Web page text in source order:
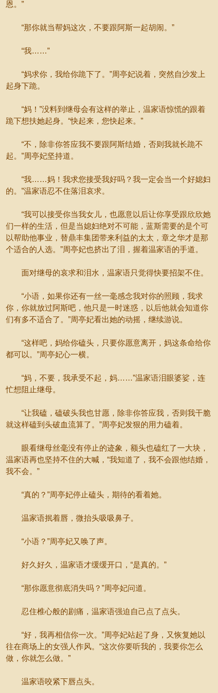
恩。”
“那你就当帮妈这次，不要跟阿斯一起胡闹。”
“我……”
“妈求你，我给你跪下了。”周亭妃说着，突然自沙发上
起身下跪。
“妈！”没料到继母会有这样的举止，温家语惊慌的跟着
跪下想扶她起身。“快起来，您快起来。”
“不，除非你答应我不要跟阿斯结婚，否则我就长跪不
起。”周亭妃坚持道。
“我……妈！我求您接受我好吗？我一定会当一个好媳妇
的。”温家语忍不住落泪哀求。
“我可以接受你当我女儿，也愿意以后让你享受跟欣欣她
们一样的生活，但是当媳妇绝对不可能，蓝斯需要的是个可
以帮助他事业，替鼎丰集团带来利益的太太，章之华才是那
个适合的人选。”周亭妃也挤出了泪，握着温家语的手道。
面对继母的哀求和泪水，温家语只觉得快要招架不住。
“小语，如果你还有一丝一毫感念我对你的照顾，我求
你，你就放过阿斯吧，他只是一时迷惑，以后他就会知道你
们有多不适合了。”周亭妃看出她的动摇，继续游说。
“这样吧，妈给你磕头，只要你愿意离开，妈这条命给你
都可以。”周亭妃心一横。
“妈，不要，我承受不起，妈……”温家语泪眼婆娑，连
忙想阻止继母。
“让我磕，磕破头我也甘愿，除非你答应我，否则我干脆
就这样磕到头破血流算了。”周亭妃发狠的用力磕着。
眼看继母丝毫没有停止的迹象，额头也磕红了一大块，
温家语再也坚持不住的大喊，“我知道了，我不会跟他结婚，
我不会。”
“真的？”周亭妃停止磕头，期待的看着她。
温家语抿着唇，微抬头吸吸鼻子。
“小语？”周亭妃又唤了声。
好久好久，温家语才缓缓开口，“是真的。”
“那你愿意彻底消失吗？”周亭妃问道。
忍住椎心般的剧痛，温家语强迫自己点了点头。
“好，我再相信你一次。”周亭妃站起了身，又恢复她以
往在商场上的女强人作风。“这次你要听我的，我要你怎么
做，你就怎么做。”
温家语咬紧下唇点头。